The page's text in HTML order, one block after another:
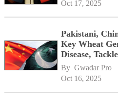
Oct 17, 2025
Pakistani,
Key Wheat
Disease,
By Gwadar Pro
Oct 16, 2025